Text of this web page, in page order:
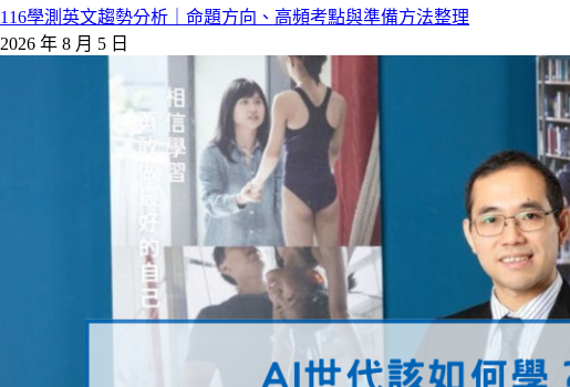
116學測英文趨勢分析｜命題方向、高頻考點與準備方法整理
2026 年 8 月 5 日